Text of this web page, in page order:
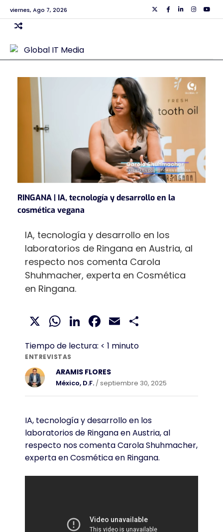
Skip
to
content
viernes, Ago 7, 2026 TwiiterFacebook
Linkedin
RINGANA | IA, tecnología y desarrollo en la
cosmética vegana
X WhatsApp
LinkedIn
Facebook
Email
Tiempo de lectura: < 1 minuto
ENTREVISTAS
IA, tecnología y desarrollo en los
laboratorios de Ringana en Austria, al
respecto nos comenta Carola
Shuhmacher, experta en Cosmética
en Ringana.
ARAMIS FLORES
México, D.F. / septiembre 30, 2025
IA, tecnología y desarrollo en los
laboratorios de Ringana en Austria, al
respecto nos comenta Carola Shuhmacher,
experta en Cosmética en Ringana.